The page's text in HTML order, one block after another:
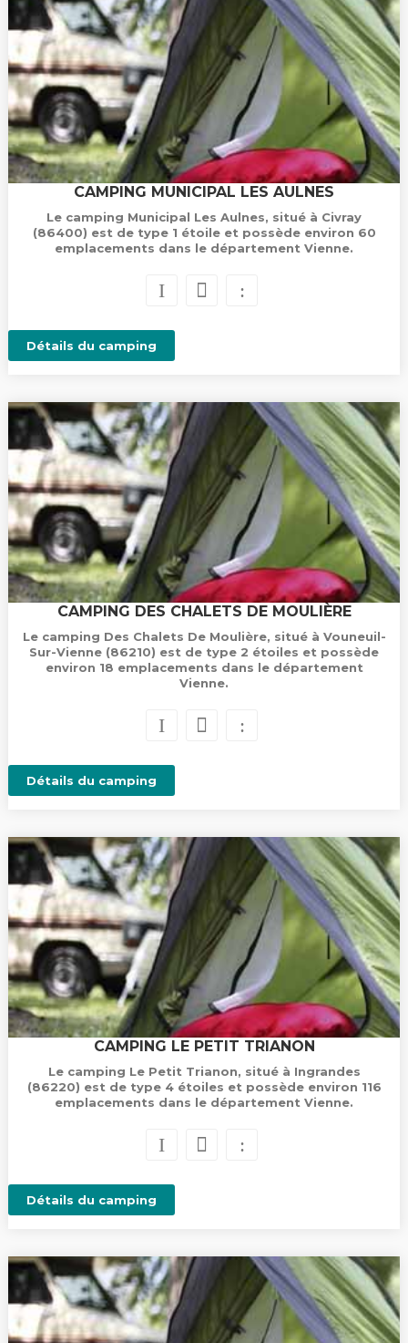
CAMPING MUNICIPAL LES AULNES
Le camping Municipal Les Aulnes, situé à Civray
(86400) est de type 1 étoile et possède environ 60
emplacements dans le département Vienne.
Détails du camping
CAMPING DES CHALETS DE MOULIÈRE
Le camping Des Chalets De Moulière, situé à Vouneuil-
Sur-Vienne (86210) est de type 2 étoiles et possède
environ 18 emplacements dans le département
Vienne.
Détails du camping
CAMPING LE PETIT TRIANON
Le camping Le Petit Trianon, situé à Ingrandes
(86220) est de type 4 étoiles et possède environ 116
emplacements dans le département Vienne.
Détails du camping